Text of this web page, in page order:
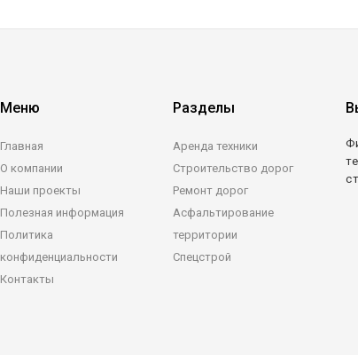
Меню
Главная
О компании
Наши проекты
Полезная информация
Политика
конфиденциальности
Контакты
Разделы
Аренда техники
Строительство дорог
Ремонт дорог
Асфальтирование
территории
Спецстрой